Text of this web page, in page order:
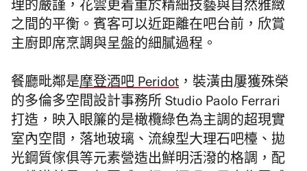
理的嚴謹，花雲更着重於精細技藝與自然雅緻
之間的平衡。賓客可以近距離在吧台前，欣賞
主廚即席烹調與呈盤的細膩過程。
餐廳毗鄰是摩登酒吧 Peridot ，裝潢由屢獲殊榮
的多倫多空間設計事務所 Studio Paolo Ferrari
打造，映入眼簾的是橄欖綠色為主調的超現實
室內空間，落地玻璃、流線型大理石吧檯、拋
光鋼質傢俱等元素營造出鮮明活潑的格調，配